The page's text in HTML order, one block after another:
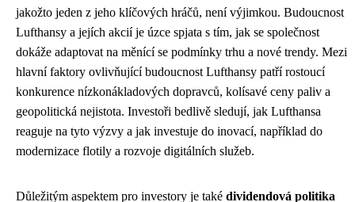
jakožto jeden z jeho klíčových hráčů, není výjimkou. Budoucnost
Lufthansy a jejích akcií je úzce spjata s tím, jak se společnost
dokáže adaptovat na měnící se podmínky trhu a nové trendy. Mezi
hlavní faktory ovlivňující budoucnost Lufthansy patří rostoucí
konkurence nízkonákladových dopravců, kolísavé ceny paliv a
geopolitická nejistota. Investoři bedlivě sledují, jak Lufthansa
reaguje na tyto výzvy a jak investuje do inovací, například do
modernizace flotily a rozvoje digitálních služeb.
Důležitým aspektem pro investory je také dividendová politika